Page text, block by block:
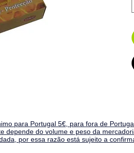
para Portugal 5€, para fora de
depende do volume e peso da
por essa razão está sujeito a